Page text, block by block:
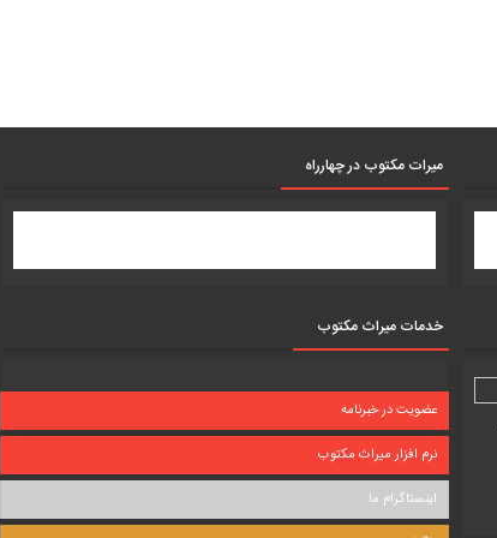
میرات مکتوب در چهارراه
خدمات میراث مکتوب
عضویت در خبرنامه
نرم افزار میراث مکتوب
اینستاگرام ما